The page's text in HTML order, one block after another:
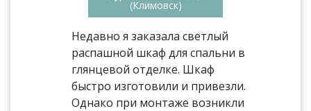
(Климовск)
Недавно я заказала светлый
распашной шкаф для спальни в
глянцевой отделке. Шкаф
быстро изготовили и привезли.
Однако при монтаже возникли